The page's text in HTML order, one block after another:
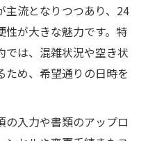
主流となりつつあり、24
性が大きな魅力です。特
では、混雑状況や空き状
め、希望通りの日時を
の入力や書類のアップロ